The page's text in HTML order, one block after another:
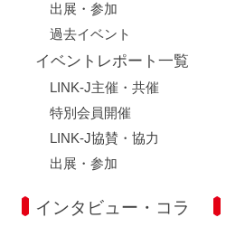
出展・参加
過去イベント
イベントレポート一覧
LINK-J主催・共催
特別会員開催
LINK-J協賛・協力
出展・参加
インタビュー・コラ